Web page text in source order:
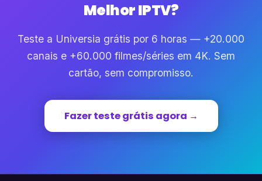
Melhor IPTV?
Teste a Universia grátis por 6 horas — +20.000
canais e +60.000 filmes/séries em 4K. Sem
cartão, sem compromisso.
Fazer teste grátis agora →